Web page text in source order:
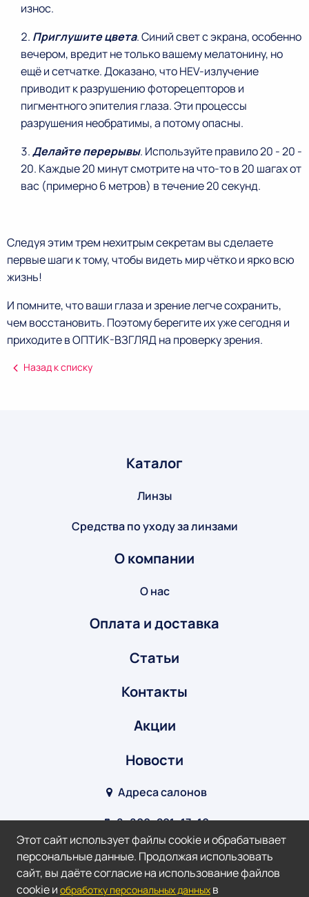
износ.
Приглушите цвета. Синий свет с экрана, особенно
вечером, вредит не только вашему мелатонину, но
ещё и сетчатке. Доказано, что HEV-излучение
приводит к разрушению фоторецепторов и
пигментного эпителия глаза. Эти процессы
разрушения необратимы, а потому опасны.
Делайте перерывы. Используйте правило 20 - 20 -
20. Каждые 20 минут смотрите на что-то в 20 шагах от
вас (примерно 6 метров) в течение 20 секунд.
Следуя этим трем нехитрым секретам вы сделаете
первые шаги к тому, чтобы видеть мир чётко и ярко всю
жизнь!
И помните, что ваши глаза и зрение легче сохранить,
чем восстановить. Поэтому берегите их уже сегодня и
приходите в ОПТИК-ВЗГЛЯД на проверку зрения.
Назад к списку
Каталог
Линзы
Средства по уходу за линзами
О компании
О нас
Оплата и доставка
Статьи
Контакты
Акции
Новости
Адреса салонов
8‒800‒201‒17‒10
info@optik-v.ru
Мы в соц. сетях:
Этот сайт использует файлы cookie и обрабатывает
персональные данные. Продолжая использовать
сайт, вы даёте согласие на использование файлов
cookie и обработку персональных данных в